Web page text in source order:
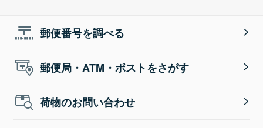
郵便番号を調べる
郵便局・ATM・ポストをさがす
荷物のお問い合わせ